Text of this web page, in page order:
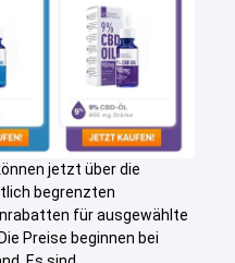
jetzt über die
begrenzten
für ausgewählte
Preise beginnen bei